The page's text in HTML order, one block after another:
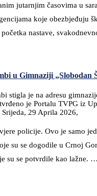
jutarnjim časovima u
koje obezbjeđuju
nastave,
u Gimnaziji „Slobodan
stigla je na adresu
je Portalu TVPG iz
Srijeda, 29 Aprila 2026,
policije. Ovo je samo
su se dogodile u Crnoj
su se potvrdile kao lažne. …